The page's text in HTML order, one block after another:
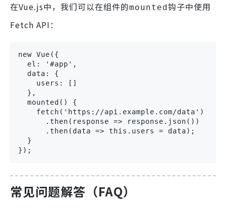
在Vue.js中，我们可以在组件的mounted钩子中使用
Fetch API：
new Vue({
  el: '#app',
  data: {
    users: []
  },
  mounted() {
    fetch('https://api.example.com/data')
      .then(response => response.json())
      .then(data => this.users = data);
  }
});
常见问题解答（FAQ）